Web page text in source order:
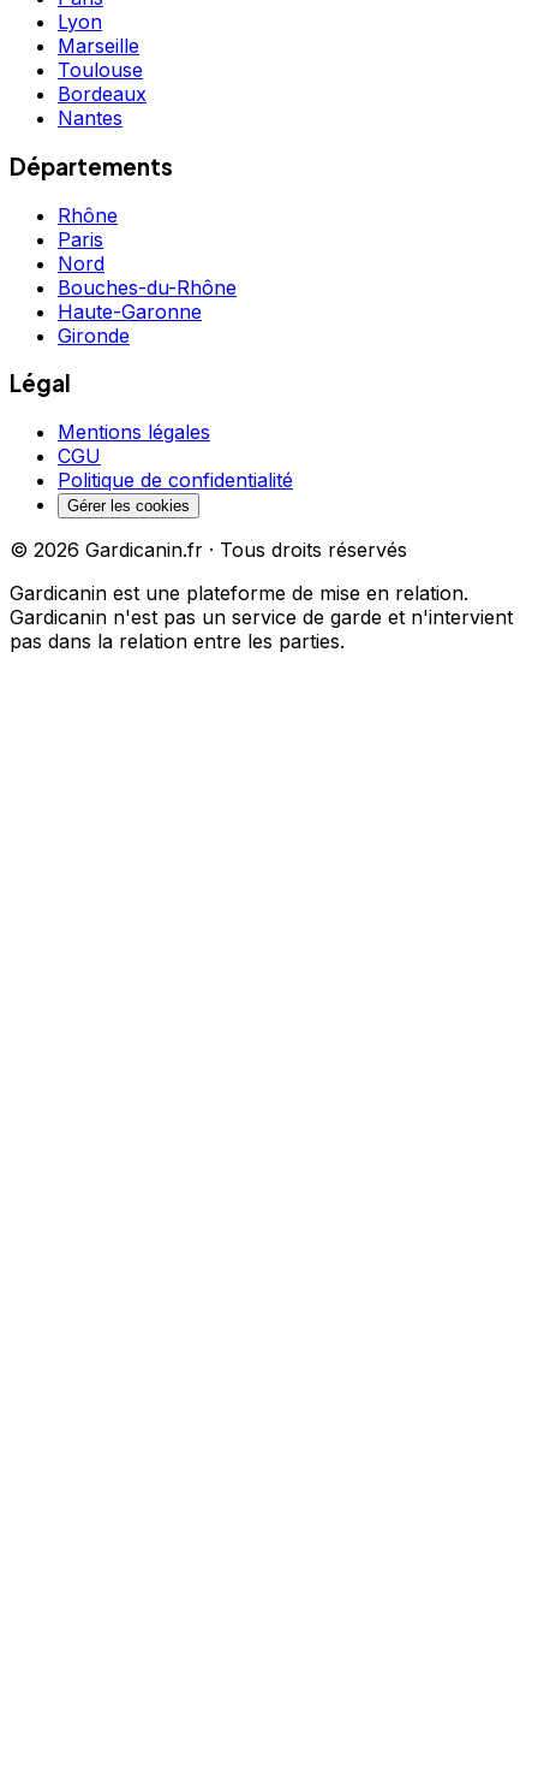
Lyon
Marseille
Toulouse
Bordeaux
Nantes
Départements
Rhône
Paris
Nord
Bouches-du-Rhône
Haute-Garonne
Gironde
Légal
Mentions légales
CGU
Politique de confidentialité
Gérer les cookies
© 2026 Gardicanin.fr · Tous droits réservés
Gardicanin est une plateforme de mise en relation.
Gardicanin n'est pas un service de garde et n'intervient
pas dans la relation entre les parties.